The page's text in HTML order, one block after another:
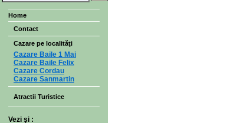
Home
Contact
Cazare pe localităţi
Cazare Baile 1 Mai
Cazare Baile Felix
Cazare Cordau
Cazare Sanmartin
Atractii Turistice
Vezi şi :